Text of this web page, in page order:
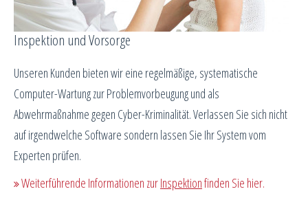
Inspektion und Vorsorge
Unseren Kunden bieten wir eine regelmäßige, systematische
Computer-Wartung zur Problemvorbeugung und als
Abwehrmaßnahme gegen Cyber-Kriminalität. Verlassen Sie sich nicht
auf irgendwelche Software sondern lassen Sie Ihr System vom
Experten prüfen.
Weiterführende Informationen zurInspektionfinden Sie hier.